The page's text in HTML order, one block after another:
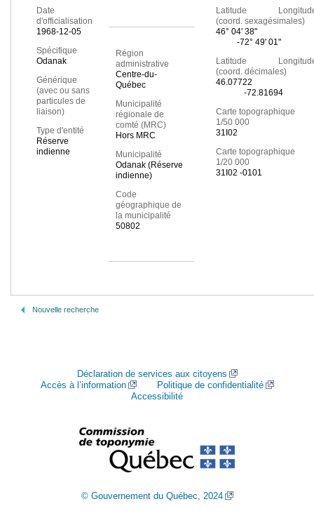
Date
d'officialisation
1968-12-05
Spécifique
Odanak
Générique
(avec ou sans
particules de
liaison)
Type d'entité
Réserve
indienne
Région
administrative
Centre-du-
Québec
Municipalité
régionale de
comté (MRC)
Hors MRC
Municipalité
Odanak (Réserve
indienne)
Code
géographique de
la municipalité
50802
Latitude
(coord. sexagésimales)
46° 04' 38"
-72° 49' 01"
Latitude
(coord. décimales)
46.07722
-72.81694
Carte topographique
1/50 000
31I02
Carte topographique
1/20 000
31I02 -0101
Nouvelle recherche
Déclaration de services aux citoyens
Accès à l’information
Politique de confidentialité
Accessibilité
© Gouvernement du Québec, 2024